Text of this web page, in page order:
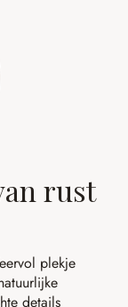
rust
plekje
details